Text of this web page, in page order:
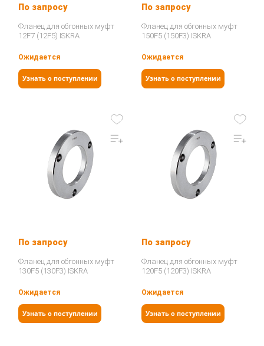
По запросу
Фланец для обгонных муфт
12F7 (12F5) ISKRA
Ожидается
Узнать о поступлении
По запросу
Фланец для обгонных муфт
150F5 (150F3) ISKRA
Ожидается
Узнать о поступлении
По запросу
Фланец для обгонных муфт
130F5 (130F3) ISKRA
Ожидается
Узнать о поступлении
По запросу
Фланец для обгонных муфт
120F5 (120F3) ISKRA
Ожидается
Узнать о поступлении